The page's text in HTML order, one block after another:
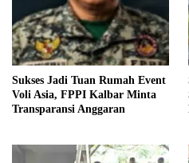
Sukses Jadi Tuan Rumah Event
Voli Asia, FPPI Kalbar Minta
Transparansi Anggaran